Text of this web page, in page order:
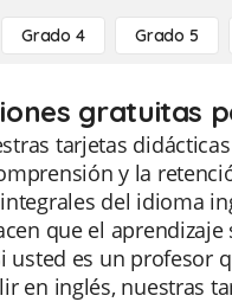
Grado 4 Grado 5
gratuitas
tarjetas
y la
del idioma
que el
usted es un profesor
en inglés, nuestras